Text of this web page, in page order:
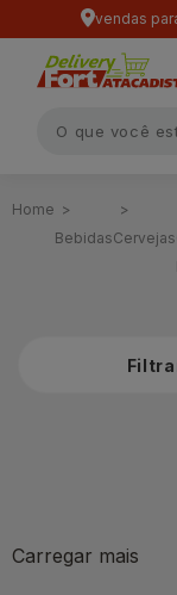
vendas para
BebidasCervejas
Carregar mais